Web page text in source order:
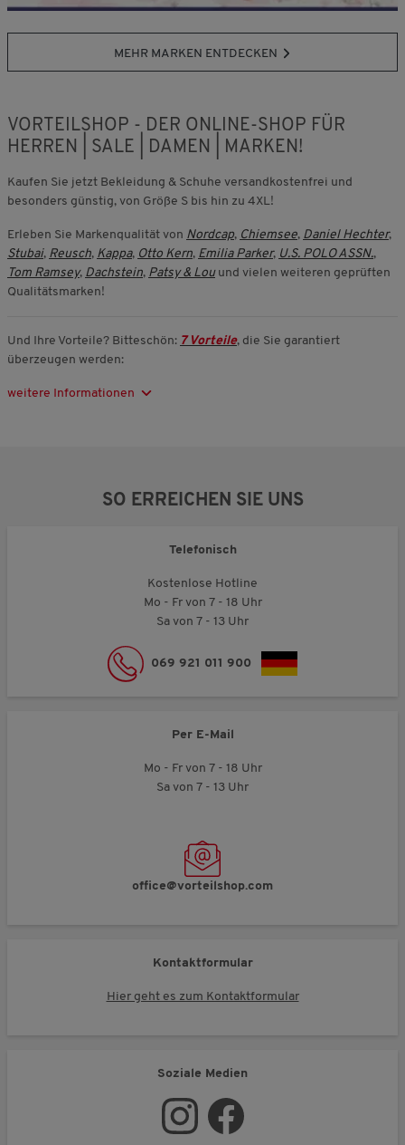
MEHR MARKEN ENTDECKEN
VORTEILSHOP - DER ONLINE-SHOP FÜR
HERREN
SALE DAMEN MARKEN!
Kaufen Sie jetzt Bekleidung & Schuhe versandkostenfrei und
besonders günstig, von Größe S bis hin zu 4XL!
Erleben Sie Markenqualität von Nordcap, Chiemsee, Daniel Hechter,
Stubai, Reusch, Kappa, Otto Kern, Emilia Parker, U.S. POLO ASSN.,
Tom Ramsey, Dachstein, Patsy & Louund vielen weiteren geprüften
Qualitätsmarken!
Und Ihre Vorteile? Bitteschön: 7 Vorteile, die Sie garantiert
überzeugen werden:
weitere Informationen
SO ERREICHEN SIE UNS
Telefonisch
Kostenlose Hotline
Mo - Fr von 7 - 18 Uhr
Sa von 7 - 13 Uhr
069 921 011 900
Per E-Mail
Mo - Fr von 7 - 18 Uhr
Sa von 7 - 13 Uhr
office@vorteilshop.com
Kontaktformular
Hier geht es zum Kontaktformular
Soziale Medien